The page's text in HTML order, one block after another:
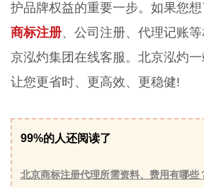
护品牌权益的重要一步。如果您
商标注册、公司注册、代理记账
京泓灼集团在线客服。北京泓灼
让您更省时、更高效、更稳健!
99%的人还阅读了
北京商标注册代理所需资料、费用有哪些